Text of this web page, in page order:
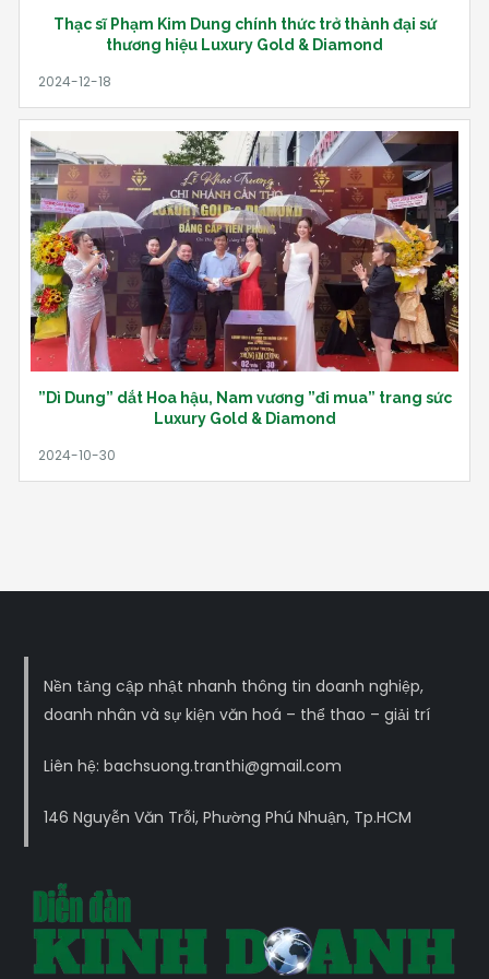
Thạc sĩ Phạm Kim Dung chính thức trở thành đại sứ
thương hiệu Luxury Gold & Diamond
”Dì Dung” dắt Hoa hậu, Nam vương ”đi mua” trang sức
Luxury Gold & Diamond
Nền tảng cập nhật nhanh thông tin doanh nghiệp,
doanh nhân và sự kiện văn hoá – thể thao – giải trí
Liên hệ: bachsuong.tranthi@gmail.com
146 Nguyễn Văn Trỗi, Phường Phú Nhuận, Tp.HCM